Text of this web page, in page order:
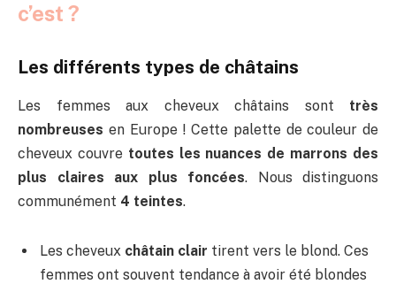
c’est ?
Les différents types de châtains
Les femmes aux cheveux châtains sont très
nombreuses en Europe ! Cette palette de couleur de
cheveux couvre toutes les nuances de marrons des
plus claires aux plus foncées. Nous distinguons
communément 4 teintes.
Les cheveux châtain clair tirent vers le blond. Ces
femmes ont souvent tendance à avoir été blondes